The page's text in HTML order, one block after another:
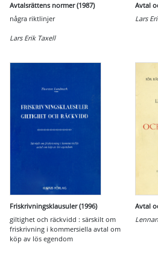
Avtalsrättens normer (1987)
några riktlinjer
Lars Erik Taxell
Avtal
Lars
Friskrivningsklausuler (1996)
giltighet och räckvidd : särskilt om
friskrivning i kommersiella avtal om
köp av lös egendom
Avtal